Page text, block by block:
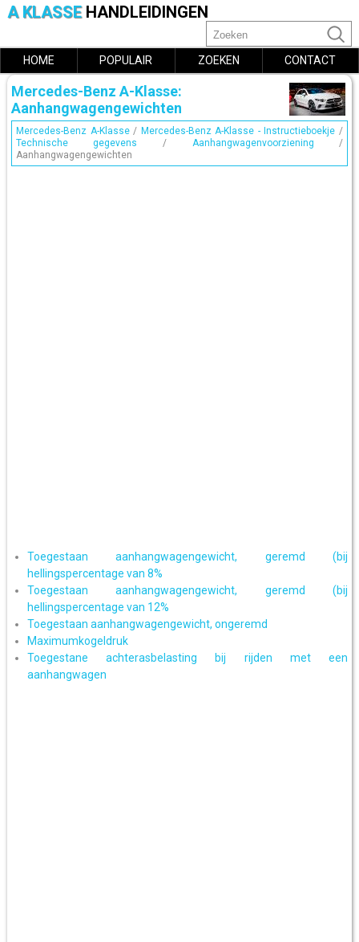
A KLASSE HANDLEIDINGEN
HOME POPULAIR ZOEKEN CONTACT
Mercedes-Benz A-Klasse:
Aanhangwagengewichten
Mercedes-Benz A-Klasse/ Mercedes-Benz A-Klasse - Instructieboekje /
Technische gegevens
/ Aanhangwagenvoorziening /
Aanhangwagengewichten
Toegestaan aanhangwagengewicht, geremd (bij
hellingspercentage van 8%
Toegestaan aanhangwagengewicht, geremd (bij
hellingspercentage van 12%
Toegestaan aanhangwagengewicht, ongeremd
Maximumkogeldruk
Toegestane achterasbelasting bij rijden met een
aanhangwagen